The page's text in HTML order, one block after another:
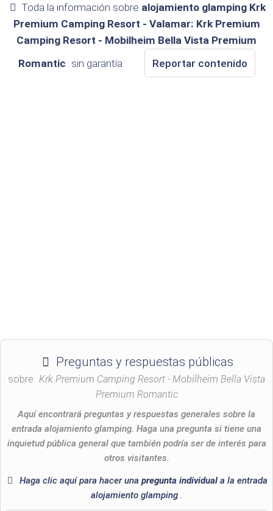
Toda la información sobre alojamiento glamping Krk
Premium Camping Resort - Valamar: Krk Premium
Camping Resort - Mobilheim Bella Vista Premium
Romantic sin garantía Reportar contenido
Preguntas y respuestas públicas
sobre Krk Premium Camping Resort - Mobilheim Bella Vista
Premium Romantic
Aquí encontrará preguntas y respuestas generales sobre la
entrada alojamiento glamping. Haga una pregunta si tiene una
inquietud pública general que también podría ser de interés para
otros visitantes.
Haga clic aquí para hacer unapregunta individual a la entrada
alojamiento glamping .